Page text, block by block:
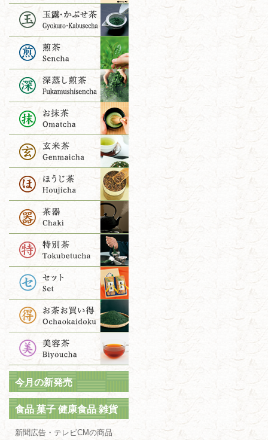
今月の新発売
食品 菓子 健康食品 雑貨
新聞広告・テレビCMの商品